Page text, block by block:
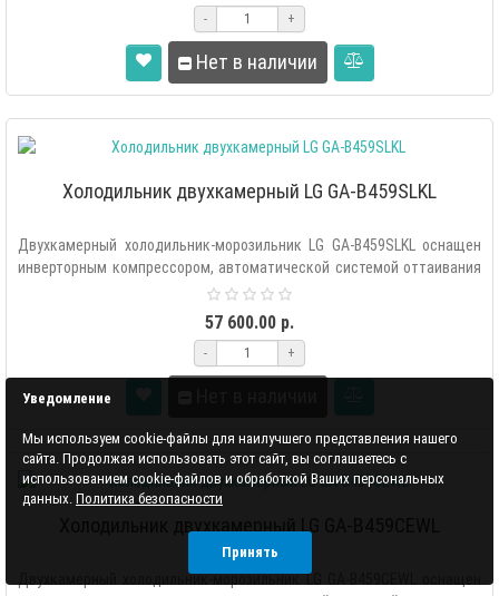
- +
Нет в наличии
Холодильник двухкамерный LG GA-B459SLKL
Двухкамерный холодильник-морозильник LG GA-B459SLKL оснащен
инверторным компрессором, автоматической системой оттаивания
57 600.00 р.
- +
Двухкамерный холодильник-морозильник LG GA-B459CEWL оснащен
Уведомление
Мы используем cookie-файлы для наилучшего представления нашего
сайта. Продолжая использовать этот сайт, вы соглашаетесь с
использованием cookie-файлов и обработкой Ваших персональных
данных. Политика безопасности
Принять